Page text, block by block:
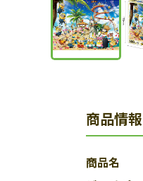
商品情報
商品名